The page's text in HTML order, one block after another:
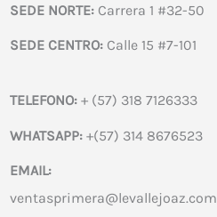
SEDE NORTE:Carrera 1 #32-50
SEDE CENTRO:Calle 15 #7-101
TELEFONO:+ (57) 318 7126333
WHATSAPP:+(57) 314 8676523
EMAIL:
ventasprimera@levallejoaz.com